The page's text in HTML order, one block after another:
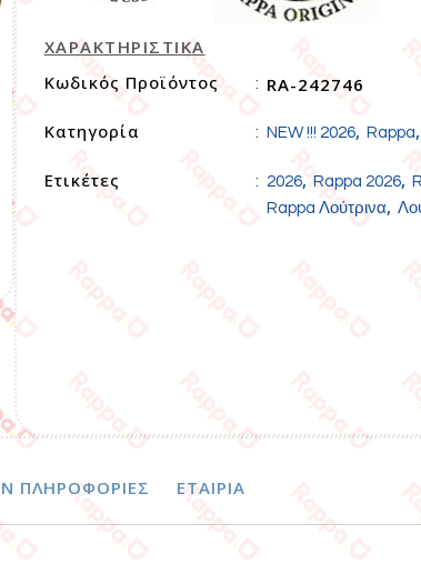
ΧΑΡΑΚΤΗΡΙΣΤΙΚΑ
Κωδικός Προϊόντος
: RA-242746
Κατηγορία : NEW !!! 2026, Rappa,
Ετικέτες : 2026, Rappa 2026,
Rappa Λούτρινα,
ΠΛΗΡΟΦΟΡΊΕΣ ΕΤΑΙΡΊΑ